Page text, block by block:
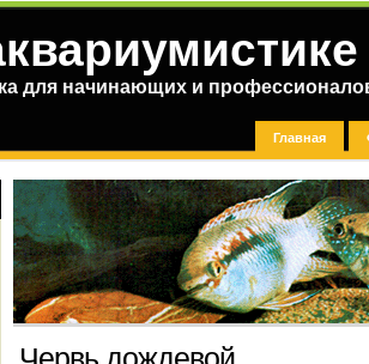
для начинающих и
Главная